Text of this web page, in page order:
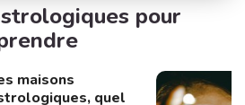
pour
maisons
quel